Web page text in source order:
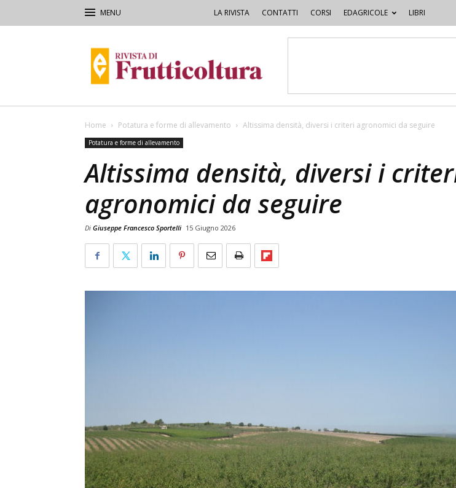
LA RIVISTA CONTATTI CORSI EDAGRICOLE LIBRI
di
Frutticoltura
Home Potatura e forme di allevamento Altissima densità, diversi i criteri agronomici da seguire
Potatura e forme di allevamento
Altissima densità, diversi i
agronomici da seguire
Di Giuseppe Francesco Sportelli 15 Giugno 2026